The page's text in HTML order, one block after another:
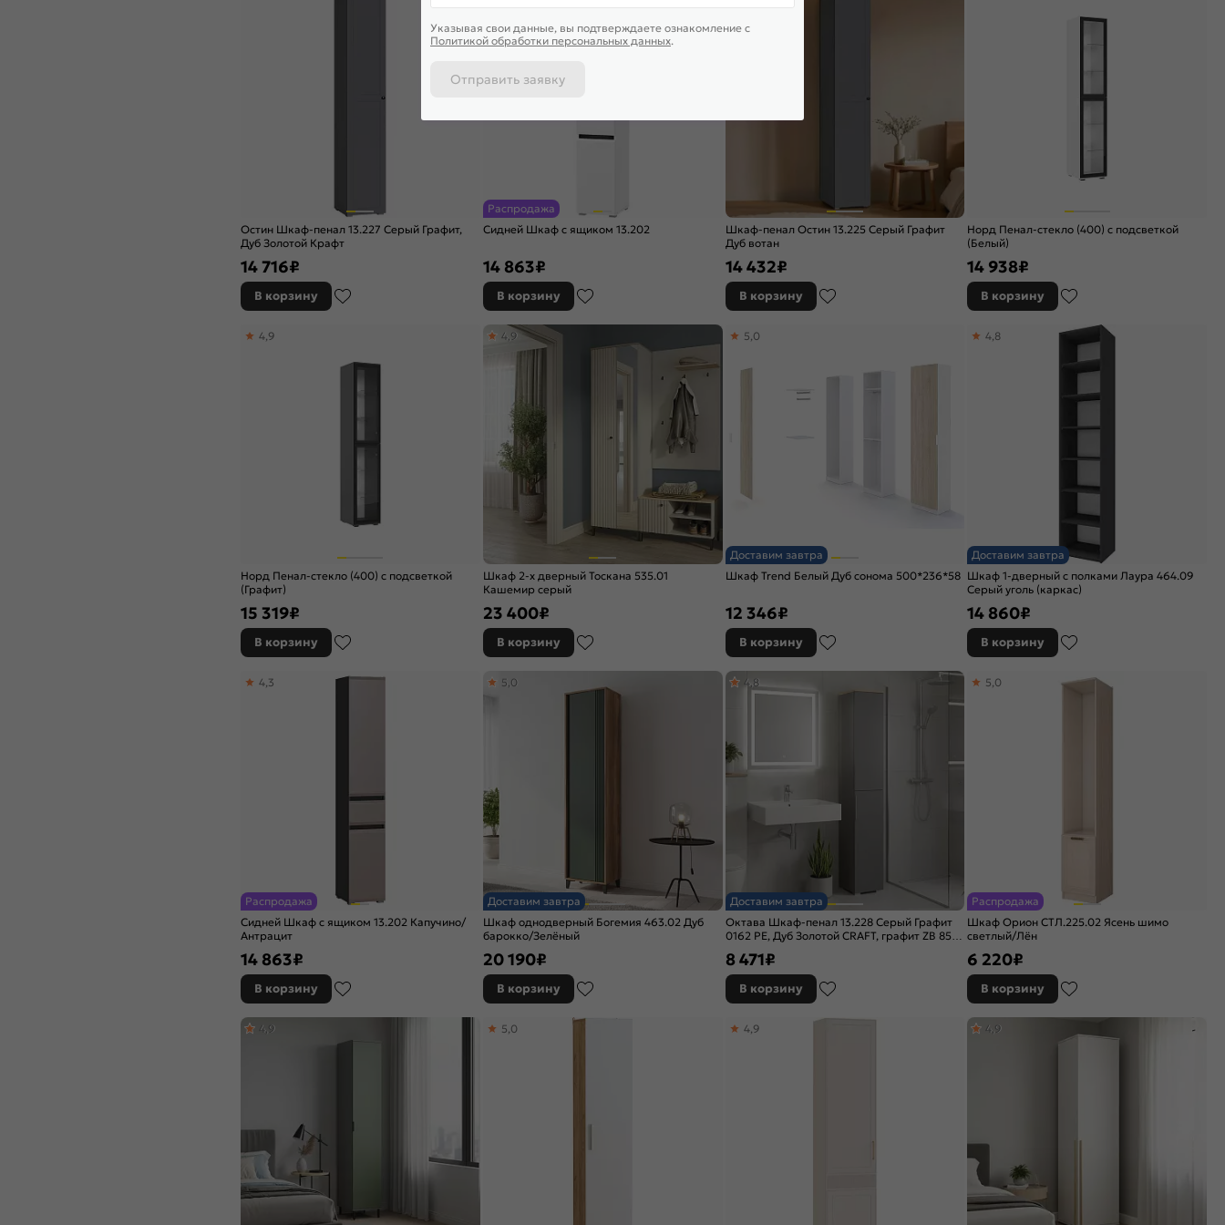
Остин Шкаф-пенал 13.227 Серый Графит,
Дуб Золотой Крафт
14 716₽
В корзину
Распродажа
Сидней Шкаф с ящиком 13.202
14 863₽
В корзину
Шкаф-пенал Остин 13.225 Серый Графит
Дуб вотан
14 432₽
В корзину
Норд Пенал-стекло (400) с подсветкой
(Белый)
14 938₽
В корзину
Норд Пенал-стекло (400) с подсветкой
(Графит)
4,9
15 319₽
В корзину
Шкаф 2-х дверный Тоскана 535.01
Кашемир серый
4,9
23 400₽
В корзину
Доставим завтра
Шкаф Trend Белый Дуб сонома 500*236*58
5,0
12 346₽
В корзину
Доставим завтра
Шкаф 1-дверный с полками Лаура 464.09
Серый уголь (каркас)
4,8
14 860₽
В корзину
Распродажа
Сидней Шкаф с ящиком 13.202 Капучино/
Антрацит
4,3
14 863₽
В корзину
Доставим завтра
Шкаф однодверный Богемия 463.02 Дуб
барокко/Зелёный
5,0
20 190₽
В корзину
Доставим завтра
Октава Шкаф-пенал 13.228 Серый Графит
0162 РЕ, Дуб Золотой CRAFT, графит ZB 856-
4,8
8 471₽
В корзину
Распродажа
Шкаф Орион СТЛ.225.02 Ясень шимо
светлый/Лён
5,0
6 220₽
В корзину
4,9 5,0 4,9 4,9
Указывая свои данные, вы подтверждаете ознакомление c
Политикой обработки персональных данных.
Отправить заявку